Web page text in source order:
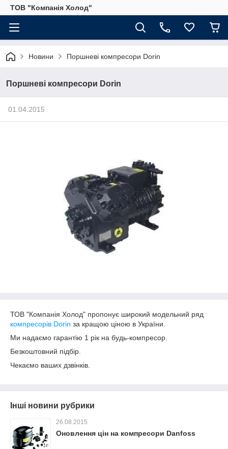
ТОВ "Компанія Холод"
Новини Поршневі компресори Dorin
Поршневі компресори Dorin
01.04.2015
ТОВ "Компанія Холод" пропонує широкий модельний ряд
компресорів Dorin за кращою ціною в України.
Ми надаємо гарантію 1 рік на будь-компресор.
Безкоштовний підбір.
Чекаємо ваших дзвінків.
Інші новини рубрики
26.08.2015
Оновлення цін на компресори Danfoss